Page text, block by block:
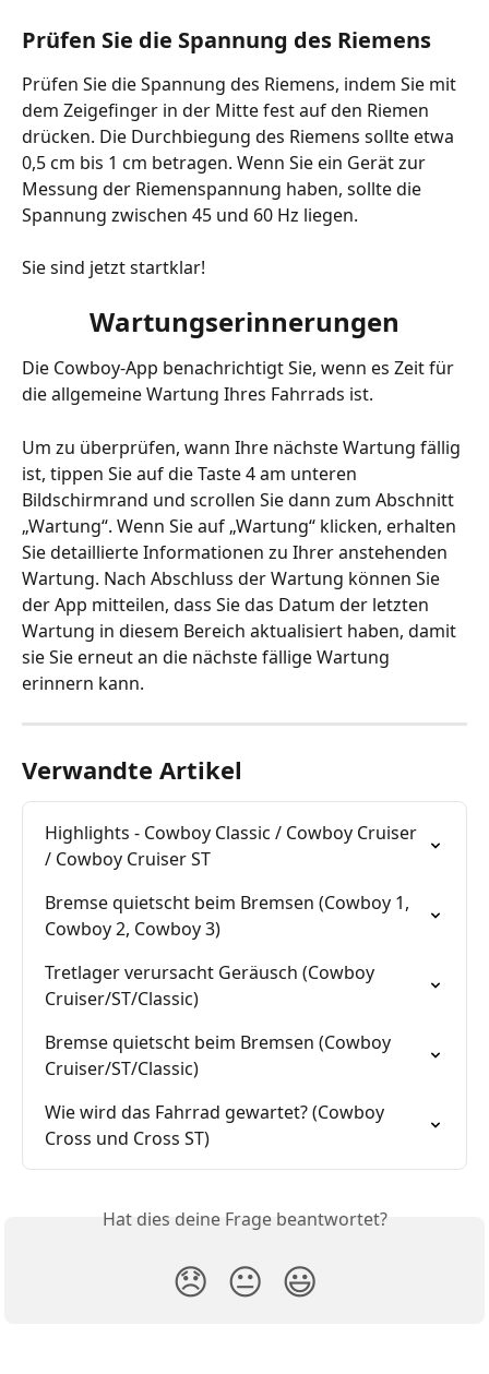
Prüfen Sie die Spannung des Riemens
Prüfen Sie die Spannung des Riemens, indem Sie mit
dem Zeigefinger in der Mitte fest auf den Riemen
drücken. Die Durchbiegung des Riemens sollte etwa
0,5 cm bis 1 cm betragen. Wenn Sie ein Gerät zur
Messung der Riemenspannung haben, sollte die
Spannung zwischen 45 und 60 Hz liegen.
Sie sind jetzt startklar!
Wartungserinnerungen
Die Cowboy-App benachrichtigt Sie, wenn es Zeit für
die allgemeine Wartung Ihres Fahrrads ist.
Um zu überprüfen, wann Ihre nächste Wartung fällig
ist, tippen Sie auf die Taste 4 am unteren
Bildschirmrand und scrollen Sie dann zum Abschnitt
„Wartung“. Wenn Sie auf „Wartung“ klicken, erhalten
Sie detaillierte Informationen zu Ihrer anstehenden
Wartung. Nach Abschluss der Wartung können Sie
der App mitteilen, dass Sie das Datum der letzten
Wartung in diesem Bereich aktualisiert haben, damit
sie Sie erneut an die nächste fällige Wartung
erinnern kann.
Verwandte Artikel
Highlights - Cowboy Classic / Cowboy Cruiser
/ Cowboy Cruiser ST
Bremse quietscht beim Bremsen (Cowboy 1,
Cowboy 2, Cowboy 3)
Tretlager verursacht Geräusch (Cowboy
Cruiser/ST/Classic)
Bremse quietscht beim Bremsen (Cowboy
Cruiser/ST/Classic)
Wie wird das Fahrrad gewartet? (Cowboy
Cross und Cross ST)
Hat dies deine Frage beantwortet?
😞 😐 😃